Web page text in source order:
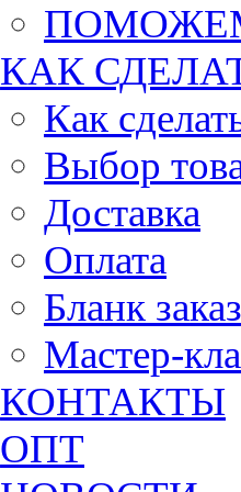
КАК
Как
Выбор
Доставка
Оплата
Бланк
Мастер-
КОНТАКТЫ
ОПТ